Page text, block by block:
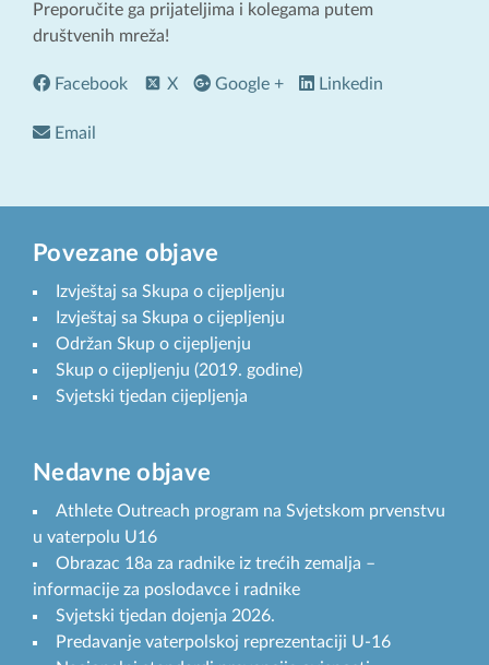
Preporučite ga prijateljima i kolegama putem
društvenih mreža!
Facebook X Google + Linkedin
Email
Povezane objave
Izvještaj sa Skupa o cijepljenju
Izvještaj sa Skupa o cijepljenju
Održan Skup o cijepljenju
Skup o cijepljenju (2019. godine)
Svjetski tjedan cijepljenja
Nedavne objave
Athlete Outreach program na Svjetskom prvenstvu
u vaterpolu U16
Obrazac 18a za radnike iz trećih zemalja –
informacije za poslodavce i radnike
Svjetski tjedan dojenja 2026.
Predavanje vaterpolskoj reprezentaciji U-16